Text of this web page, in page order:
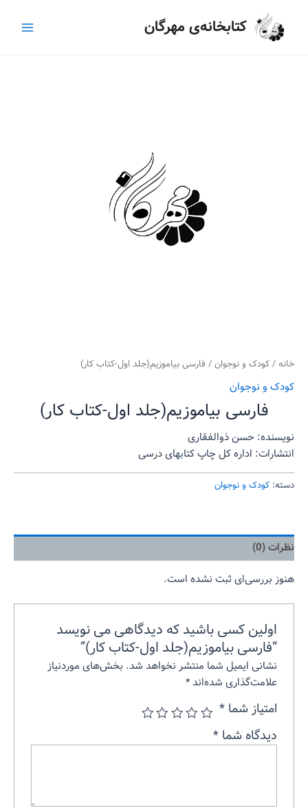
کتابخانه‌ی مهرگان
Menu
خانه/کودک و نوجوان/ فارسی بیاموزیم(جلد اول-کتاب کار)
کودک و نوجوان
فارسی بیاموزیم(جلد اول-کتاب کار)
نویسنده: حسن ذوالفقاری
انتشارات: اداره کل چاپ کتابهای درسی
دسته: کودک و نوجوان
نظرات (0)
هنوز بررسی‌ای ثبت نشده است.
اولین کسی باشید که دیدگاهی می نویسد
“فارسی بیاموزیم(جلد اول-کتاب کار)”
نشانی ایمیل شما منتشر نخواهد شد. بخش‌های موردنیاز
علامت‌گذاری شده‌اند*
امتیاز شما*
دیدگاه شما*